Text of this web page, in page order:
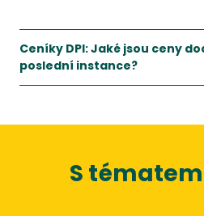
Ceníky DPI: Jaké jsou ceny
poslední instance?
S